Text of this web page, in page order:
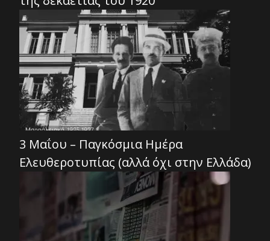
3 Μαΐου – Παγκόσμια Ημέρα
Ελευθεροτυπίας (αλλά όχι στην Ελλάδα)